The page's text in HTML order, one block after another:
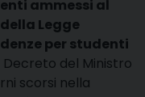
ammessi al
Legge
per studenti
Decreto del Ministro
scorsi nella